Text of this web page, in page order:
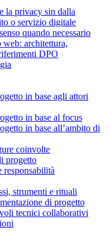
la privacy sin dalla
o servizio digitale
quando necessario
web: architettura,
DPO
in base agli attori
in base al focus
in base all’ambito di
coinvolte
progetto
strumenti e rituali
di progetto
tecnici collaborativi